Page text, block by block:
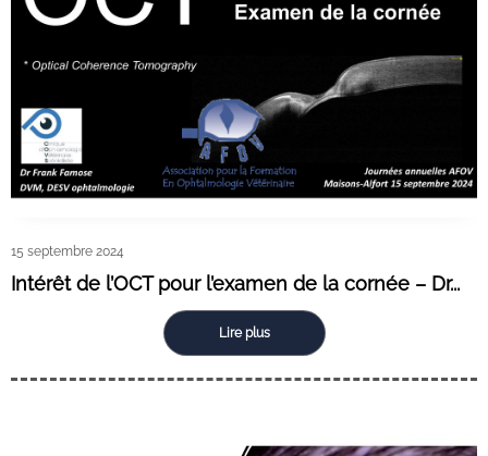
15 septembre 2024
Intérêt de l’OCT pour l’examen de la cornée – Dr...
Lire plus